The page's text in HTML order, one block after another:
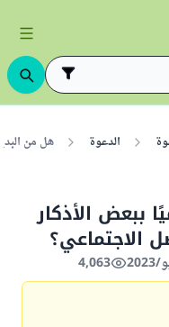
الدعوة هل من
ببعض الأذكار
الاجتماعي؟
4,063